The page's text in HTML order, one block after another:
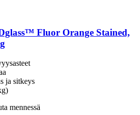
Fluor Orange Stained,
ja sitkeys
mennessä